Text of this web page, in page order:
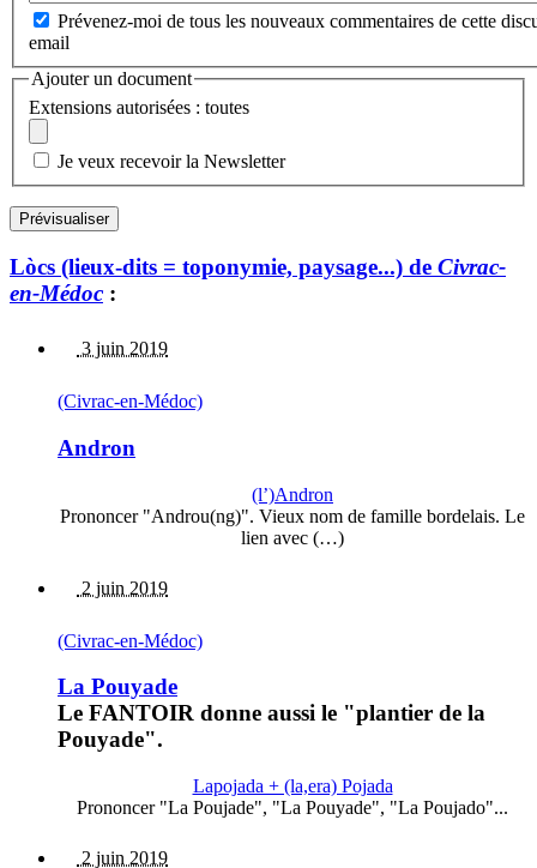
Prévenez-moi de tous les nouveaux commentaires de cette
email
Ajouter un document
Extensions autorisées : toutes
Je veux recevoir la Newsletter
Lòcs (lieux-dits = toponymie, paysage...) de Civrac-
en-Médoc :
3 juin 2019
(Civrac-en-Médoc)
Andron
(l’)Andron
Prononcer "Androu(ng)". Vieux nom de famille bordelais. Le
lien avec (…)
2 juin 2019
(Civrac-en-Médoc)
La Pouyade
Le FANTOIR donne aussi le "plantier de la
Pouyade".
Lapojada + (la,era) Pojada
Prononcer "La Poujade", "La Pouyade", "La Poujado"...
2 juin 2019